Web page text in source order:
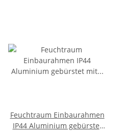
Feuchtraum Einbaurahmen
IP44 Aluminium gebürstet